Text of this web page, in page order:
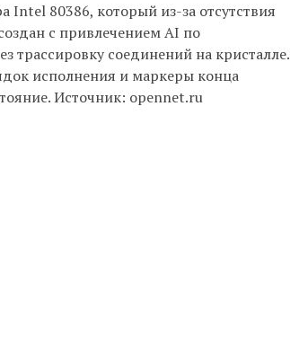
Intel 80386, который из-за отсутствия
с привлечением AI по
трассировку соединений на кристалле.
исполнения и маркеры конца
Источник: opennet.ru